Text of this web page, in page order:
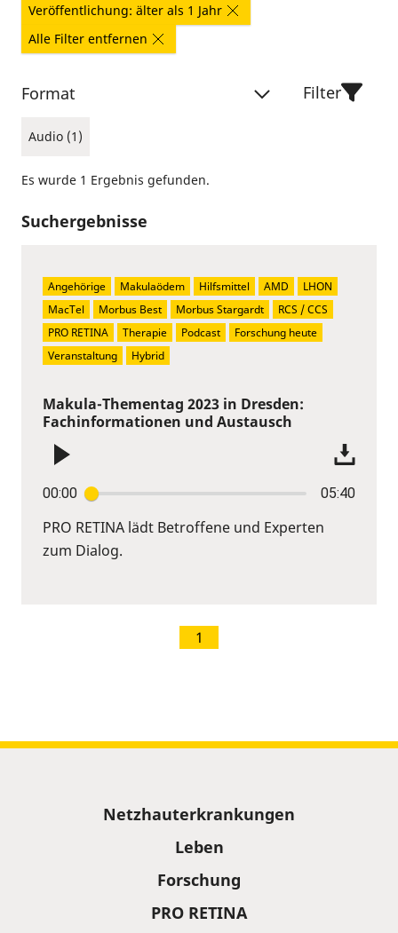
Veröffentlichung: älter als 1 Jahr
Alle Filter entfernen
Format
Audio (1)
Filter
Es wurde 1 Ergebnis gefunden.
Suchergebnisse
Makula-Thementag 2023 in Dresden:
Fachinformationen und Austausch
00:00 05:40
PRO RETINA lädt Betroffene und Experten
zum Dialog.
Angehörige Makulaödem Hilfsmittel AMD
LHON
MacTel
Morbus Best Morbus Stargardt
RCS / CCS
PRO RETINA
Therapie Podcast
Forschung heute
Veranstaltung
Hybrid
1
Netzhauterkrankungen
Leben
Forschung
PRO RETINA